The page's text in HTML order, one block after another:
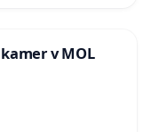
v MOL